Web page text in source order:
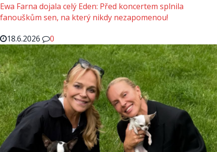
Ewa Farna dojala celý Eden: Před koncertem splnila
fanouškům sen, na který nikdy nezapomenou!
18.6.2026
0